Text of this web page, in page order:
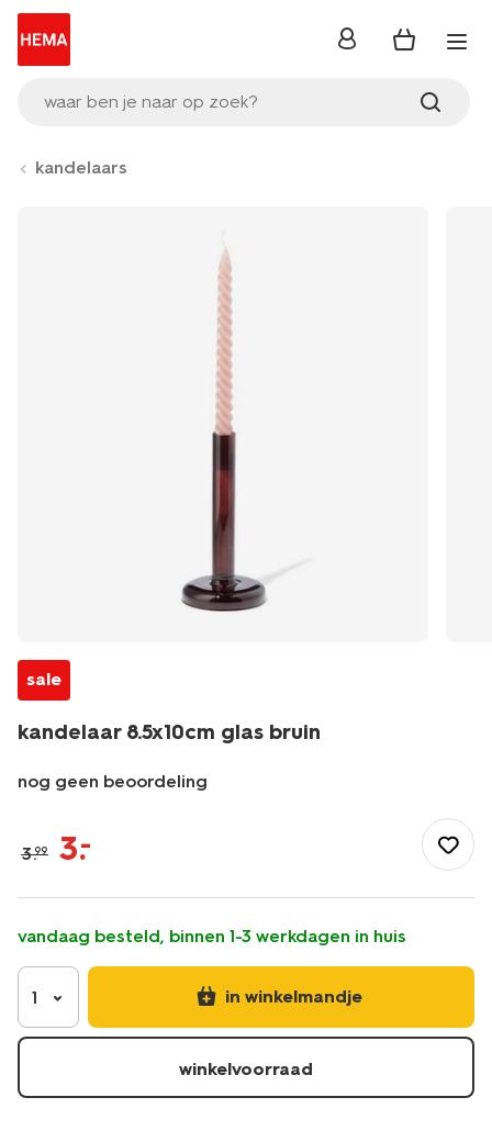
waar ben je naar op zoek?
inloggen
kandelaars
sale
kandelaar 8.5x10cm glas bruin
nog geen beoordeling
slapen/wonen/kandelaar/kandelaar-
8.5x10cm-
bruin-
13325041.html
3.99 3.–
vandaag besteld, binnen 1-3 werkdagen in huis
1 in winkelmandje
winkelvoorraad